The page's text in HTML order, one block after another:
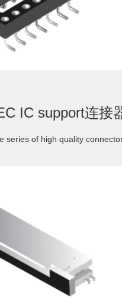
IC support连接
series of high quality